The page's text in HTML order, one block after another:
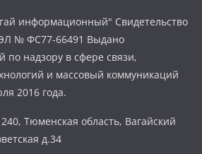
информационный" Свидетельство
№ ФС77-66491 Выдано
по надзору в сфере связи,
и массовый коммуникаций
2016 года.
Тюменская область, Вагайский
д.34